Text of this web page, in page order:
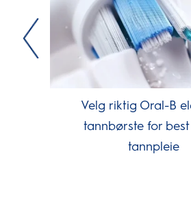
Velg riktig Oral-B
tannbørste for
tannpleie